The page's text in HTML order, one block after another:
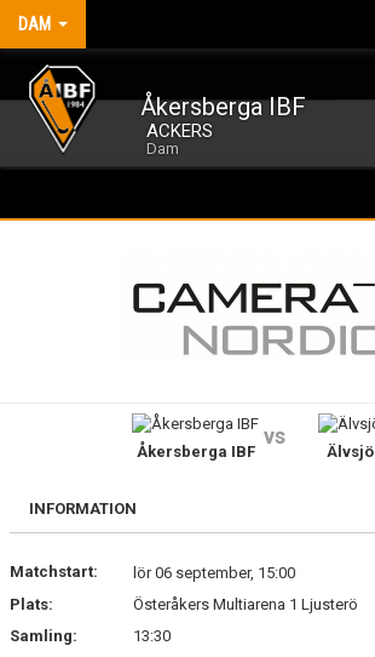
DAM
Åkersberga IBF
ACKERS
Dam
BILDGALLERI
KONTAKT
Åkersberga IBF
vs
Älvsjö
INFORMATION
Matchstart:
lör 06 september, 15:00
Plats:
Österåkers Multiarena 1 Ljusterö
Samling:
13:30